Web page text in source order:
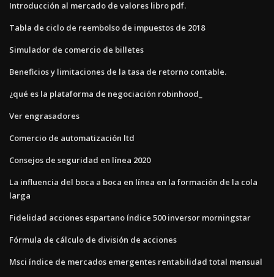
Introducción al mercado de valores libro pdf.
Tabla de ciclo de reembolso de impuestos de 2018
Simulador de comercio de billetes
Beneficios y limitaciones de la tasa de retorno contable.
¿qué es la plataforma de negociación robinhood_
Ver engrasadores
Comercio de automatización ltd
Consejos de seguridad en línea 2020
La influencia del boca a boca en línea en la formación de la cola
larga
Fidelidad acciones espartano índice 500 inversor morningstar
Fórmula de cálculo de división de acciones
Msci índice de mercados emergentes rentabilidad total mensual